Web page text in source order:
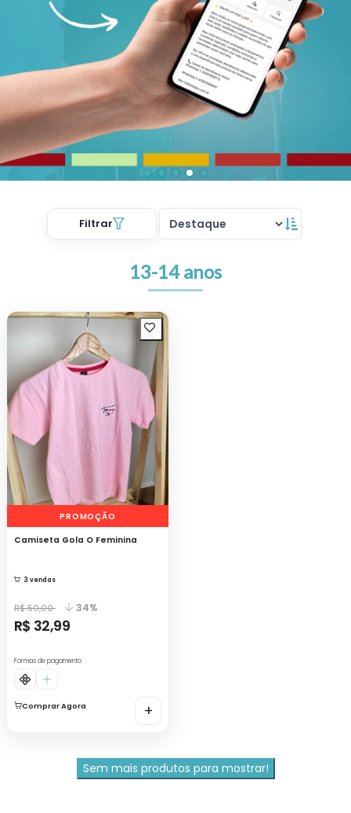
Filtrar
13-14 anos
PROMOÇÃO
Camiseta Gola O Feminina
3 vendas
R$ 50,00 34%
R$ 32,99
Formas de pagamento
Comprar Agora +
Sem mais produtos para mostrar!